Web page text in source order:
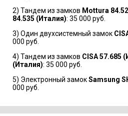
2) Тандем из замков Mottura
84.535 (Италия): 35 000 руб.
3) Один двухсистемный замок
000 руб.
4) Тандем из замков CISA 57.685
(Италия): 35 000 руб.
5) Электронный замокSamsung
000 руб.